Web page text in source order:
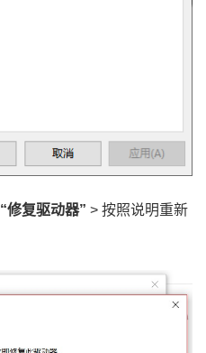
“修复驱动器” > 按照说明重新